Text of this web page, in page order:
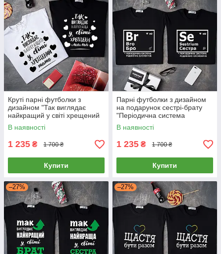
Круті парні футболки з
дизайном "Так виглядає
найкращий у світі хрещений
тато\хрещена мама"
В наявності
1 235 ₴ 1 700 ₴
Купити
Парні футболки з дизайном
на подарунок сестрі-брату
"Періодична система
родинних елементів"
В наявності
1 235 ₴ 1 700 ₴
Купити
–27% –27%